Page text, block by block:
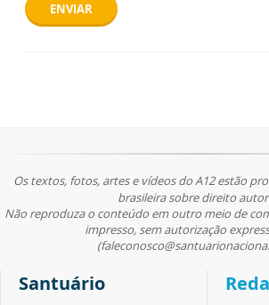
ENVIAR
Os textos, fotos, artes e vídeos do A12 estão
brasileira sobre direito
Não reproduza o conteúdo em outro meio de
impresso, sem autorização
Santuário